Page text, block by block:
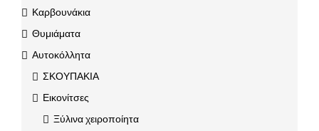
Καρβουνάκια
Θυμιάματα
Αυτοκόλλητα
ΣΚΟΥΠΑΚΙΑ
Εικονίτσες
Ξύλινα χειροποίητα